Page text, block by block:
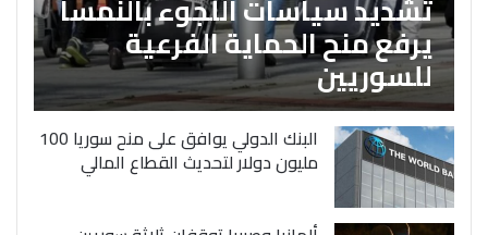
يرفع منح الحماية الفرعية
للسوريين
البنك الدولي يوافق على منح سوريا 100
مليون دولار لتحديث القطاع المالي